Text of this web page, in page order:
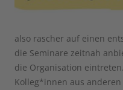
also rascher auf einen
die Seminare zeitnah
die Organisation
Kolleg*innen aus